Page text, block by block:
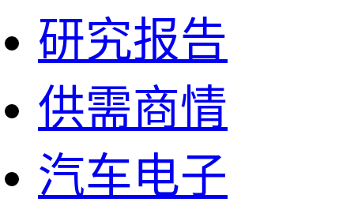
研究报告
供需商情
汽车电子